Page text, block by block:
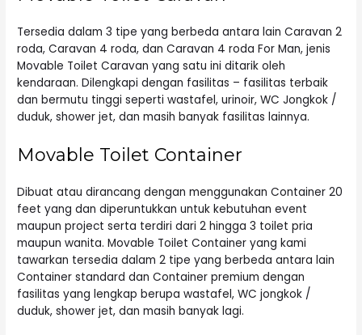
Tersedia dalam 3 tipe yang berbeda antara lain Caravan 2
roda, Caravan 4 roda, dan Caravan 4 roda For Man, jenis
Movable Toilet Caravan yang satu ini ditarik oleh
kendaraan. Dilengkapi dengan fasilitas – fasilitas terbaik
dan bermutu tinggi seperti wastafel, urinoir, WC Jongkok /
duduk, shower jet, dan masih banyak fasilitas lainnya.
Movable Toilet Container
Dibuat atau dirancang dengan menggunakan Container 20
feet yang dan diperuntukkan untuk kebutuhan event
maupun project serta terdiri dari 2 hingga 3 toilet pria
maupun wanita. Movable Toilet Container yang kami
tawarkan tersedia dalam 2 tipe yang berbeda antara lain
Container standard dan Container premium dengan
fasilitas yang lengkap berupa wastafel, WC jongkok /
duduk, shower jet, dan masih banyak lagi.